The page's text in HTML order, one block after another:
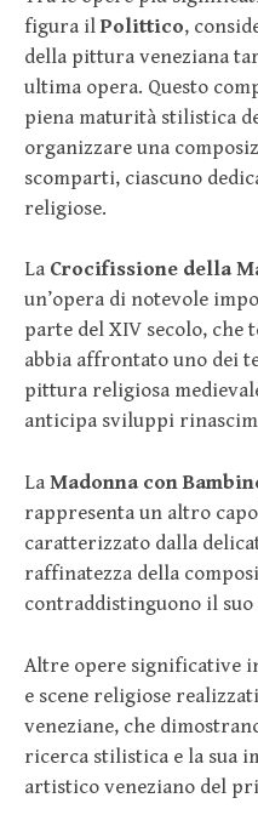
figura il Polittico,
della pittura veneziana
ultima opera. Questo
piena maturità stilistica
organizzare una
scomparti, ciascuno
religiose.
La Crocifissione della
un’opera di notevole
parte del XIV secolo, che
abbia affrontato uno dei
pittura religiosa
anticipa sviluppi
La Madonna con
rappresenta un altro
caratterizzato dalla
raffinatezza della
contraddistinguono il
Altre opere significative
e scene religiose
veneziane, che
ricerca stilistica e la sua
artistico veneziano del